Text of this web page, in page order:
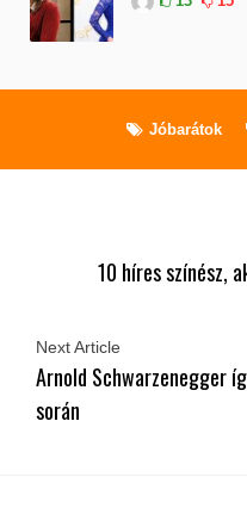
Jóbarátok
10 híres színész,
Next Article
Arnold Schwarzenegger
során